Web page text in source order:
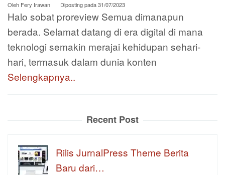
Oleh Fery Irawan Diposting pada31/07/2023
Halo sobat proreview Semua dimanapun
berada. Selamat datang di era digital di mana
teknologi semakin merajai kehidupan sehari-
hari, termasuk dalam dunia konten
Selengkapnya..
Recent Post
Rilis JurnalPress Theme Berita
Baru dari…